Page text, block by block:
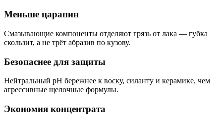
Меньше царапин
Смазывающие компоненты отделяют грязь от лака — губка
скользит, а не трёт абразив по кузову.
Безопаснее для защиты
Нейтральный pH бережнее к воску, силанту и керамике, чем
агрессивные щелочные формулы.
Экономия концентрата